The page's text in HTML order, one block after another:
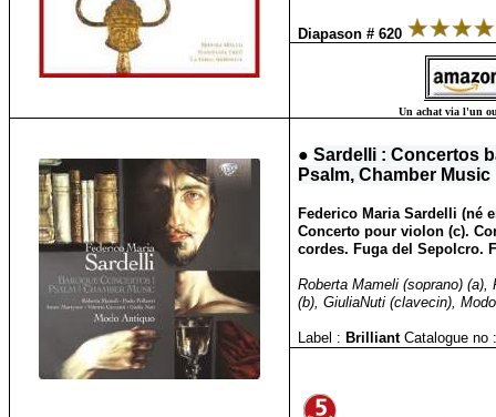
Diapason # 620
Un achat via l'un
●Sardelli : Concertos
Psalm, Chamber Music
Federico Maria Sardelli (né
Concerto pour violon (c).
cordes. Fuga del Sepolcro.
Roberta Mameli (soprano)
(b), GiuliaNuti (clavecin),
Label : BrilliantCatalogue no